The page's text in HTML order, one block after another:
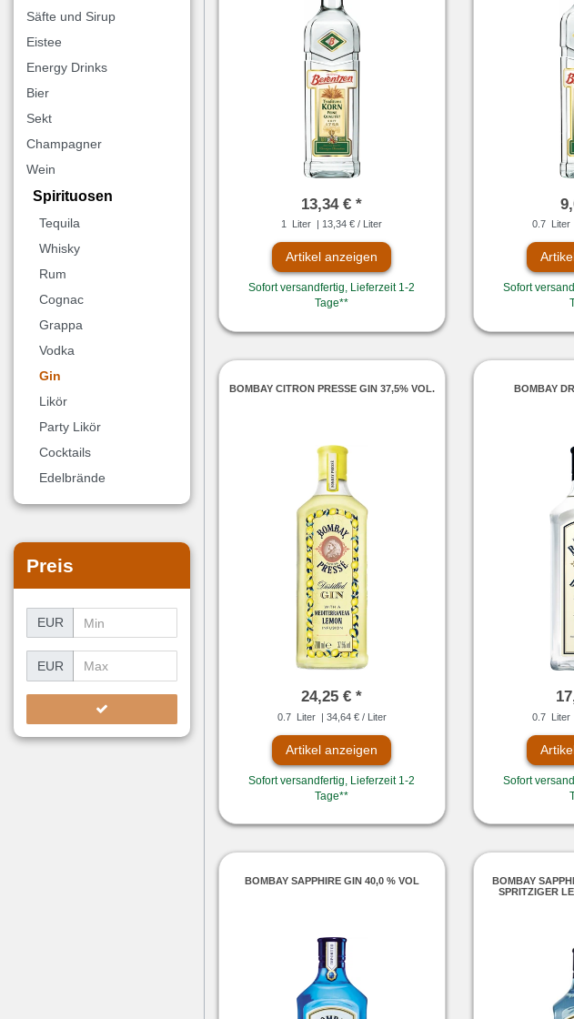
Säfte und Sirup
Eistee
Energy Drinks
Bier
Sekt
Champagner
Wein
Spirituosen
Tequila
Whisky
Rum
Cognac
Grappa
Vodka
Gin
Likör
Party Likör
Cocktails
Edelbrände
Preis
EUR
EUR
13,34 € *
1 Liter | 13,34 € / Liter
Artikel anzeigen
Sofort versandfertig, Lieferzeit 1-2
Tage**
0.7 Liter
Sofort
BOMBAY CITRON PRESSE GIN 37,5% VOL.
24,25 € *
0.7 Liter | 34,64 € / Liter
Artikel anzeigen
Sofort versandfertig, Lieferzeit 1-2
Tage**
BOMBAY
0.7 Liter
Sofort
BOMBAY SAPPHIRE GIN 40,0 % VOL
BOMBAY
SPRITZIGER